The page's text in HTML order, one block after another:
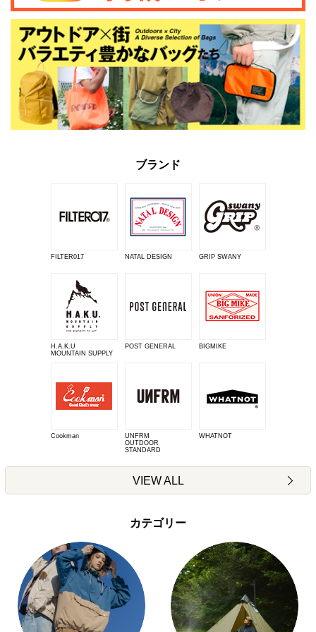
ブランド
FILTER017 NATAL DESIGN GRIP SWANY
H.A.K.U
MOUNTAIN SUPPLY
POST GENERAL BIGMIKE
Cookman
UNFRM
OUTDOOR
STANDARD
WHATNOT
VIEW ALL
カテゴリー